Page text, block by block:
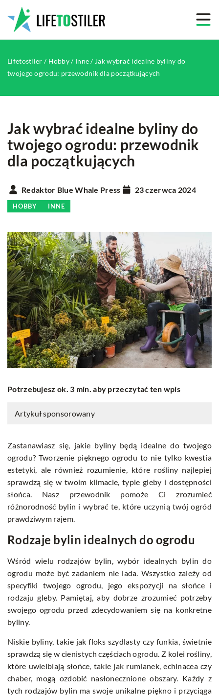
Lifetostiler / Hobby/ Inne/ Jak wybrać idealne byliny do
twojego ogrodu: przewodnik dla początkujących
Jak wybrać idealne byliny do
twojego ogrodu: przewodnik
dla początkujących
Redaktor Blue Whale Press 23 czerwca 2024
HOBBY INNE
Potrzebujesz ok. 3 min. aby przeczytać ten wpis
Artykuł sponsorowany
Zastanawiasz się, jakie byliny będą idealne do twojego
ogrodu? Tworzenie pięknego ogrodu to nie tylko kwestia
estetyki, ale również rozumienie, które rośliny najlepiej
sprawdzą się w twoim klimacie, typie gleby i dostępności
słońca. Nasz przewodnik pomoże Ci zrozumieć
różnorodność bylin i wybrać te, które uczynią twój ogród
prawdziwym rajem.
Rodzaje bylin idealnych do ogrodu
Wśród wielu rodzajów bylin, wybór idealnych bylin do
ogrodu może być zadaniem nie lada. Wszystko zależy od
specyfiki twojego ogrodu, jego ekspozycji na słońce i
rodzaju gleby. Pamiętaj, aby dobrze zrozumieć potrzeby
swojego ogrodu przed zdecydowaniem się na konkretne
byliny.
Niskie byliny, takie jak floks szydlasty czy funkia, świetnie
sprawdzą się w cienistych częściach ogrodu. Z kolei rośliny,
które uwielbiają słońce, takie jak rumianek, echinacea czy
chaber, mogą ozdobić nasłonecznione obszary. Każdy z
tych rodzajów bylin ma swoje unikalne piękno i przyciąga